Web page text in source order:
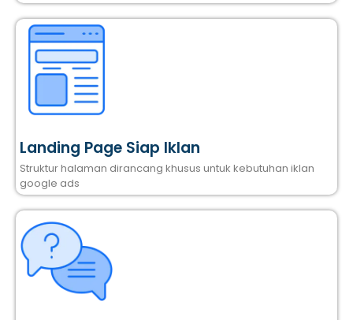
Landing Page Siap Iklan
Struktur halaman dirancang khusus untuk kebutuhan iklan
google ads